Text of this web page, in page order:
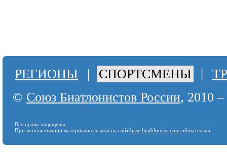
РЕГИОНЫ | СПОРТСМЕНЫ |
© Союз Биатлонистов России, 2010
Все права защищены.
При использовании материалов ссылка на сайт base.biathlonrus.com обязательна.